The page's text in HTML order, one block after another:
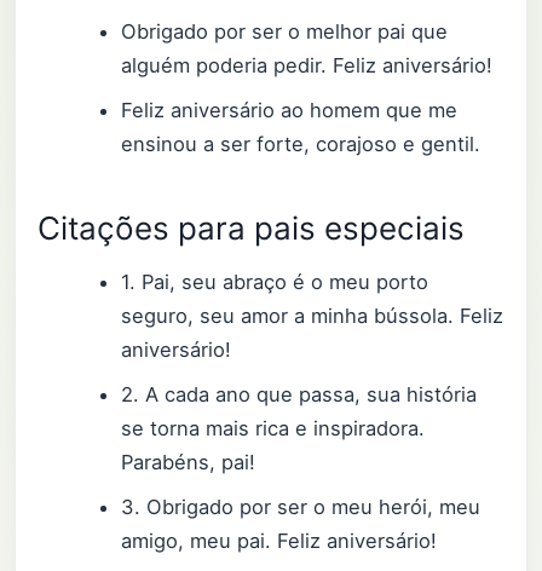
Obrigado por ser o melhor pai que
alguém poderia pedir. Feliz aniversário!
Feliz aniversário ao homem que me
ensinou a ser forte, corajoso e gentil.
Citações para pais especiais
1. Pai, seu abraço é o meu porto
seguro, seu amor a minha bússola. Feliz
aniversário!
2. A cada ano que passa, sua história
se torna mais rica e inspiradora.
Parabéns, pai!
3. Obrigado por ser o meu herói, meu
amigo, meu pai. Feliz aniversário!